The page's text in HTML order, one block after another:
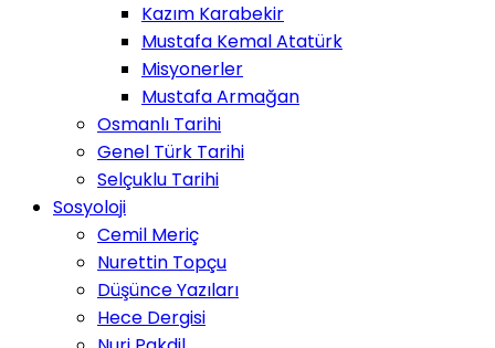
Kazım Karabekir
Mustafa Kemal Atatürk
Misyonerler
Mustafa Armağan
Osmanlı Tarihi
Genel Türk Tarihi
Selçuklu Tarihi
Sosyoloji
Cemil Meriç
Nurettin Topçu
Düşünce Yazıları
Hece Dergisi